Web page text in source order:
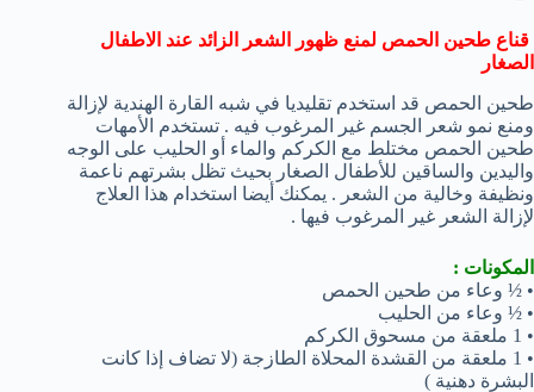
قناع طحين الحمص لمنع ظهور الشعر الزائد عند الاطفال
الصغار
طحين الحمص قد استخدم تقليديا في شبه القارة الهندية لإزالة
ومنع نمو شعر الجسم غير المرغوب فيه . تستخدم الأمهات
طحين الحمص مختلط مع الكركم والماء أو الحليب على الوجه
واليدين والساقين للأطفال الصغار بحيث تظل بشرتهم ناعمة
ونظيفة وخالية من الشعر . يمكنك أيضا استخدام هذا العلاج
لإزالة الشعر غير المرغوب فيها .
المكونات :
• ½ وعاء من طحين الحمص
• ½ وعاء من الحليب
• 1 ملعقة من مسحوق الكركم
• 1 ملعقة من القشدة المحلاة الطازجة (لا تضاف إذا كانت
البشرة دهنية )